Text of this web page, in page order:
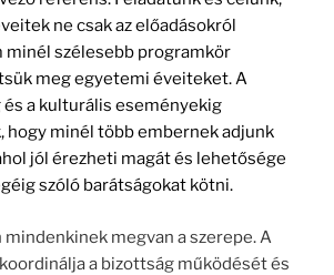
ne csak az előadásokról
minél szélesebb programkör
meg egyetemi éveiteket. A
a kulturális eseményekig
hogy minél több embernek adjunk
jól érezheti magát és lehetősége
szóló barátságokat kötni.
megvan a szerepe. A
a bizottság működését és